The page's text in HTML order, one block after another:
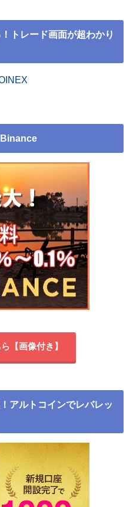
トレード画面が超わかり
Binance
【画像付き】
アルトコインでレバレッ